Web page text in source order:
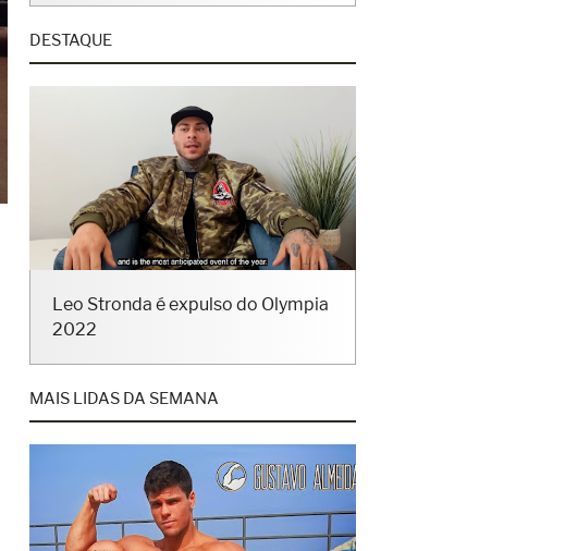
DESTAQUE
Leo Stronda é expulso do Olympia
2022
MAIS LIDAS DA SEMANA